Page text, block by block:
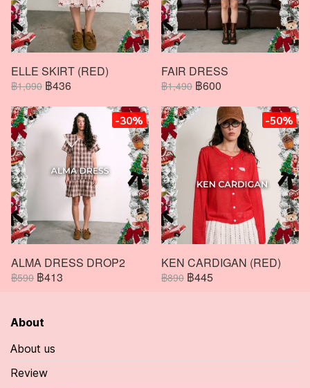
ELLE SKIRT (RED)
฿1,090 ฿436
FAIR DRESS
฿1,490 ฿600
-30%
ALMA DRESS DROP2
฿590 ฿413
-50%
KEN CARDIGAN (RED)
฿890 ฿445
About
About us
Review